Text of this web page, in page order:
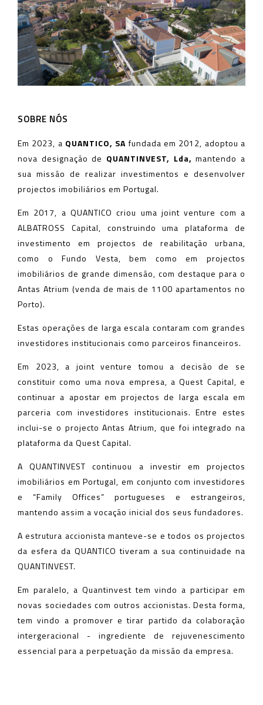
SOBRE NÓS
Em 2023, a QUANTICO, SA fundada em 2012, adoptou a
nova designação de QUANTINVEST, Lda,mantendo a
sua missão de realizar investimentos e desenvolver
projectos imobiliários em Portugal.
Em 2017, a QUANTICO criou uma joint venture com a
ALBATROSS Capital, construindo uma plataforma de
investimento em projectos de reabilitação urbana,
como o Fundo Vesta, bem como em projectos
imobiliários de grande dimensão, com destaque para o
Antas Atrium (venda de mais de 1100 apartamentos no
Porto).
Estas operações de larga escala contaram com grandes
investidores institucionais como parceiros financeiros.
Em 2023, a joint venture tomou a decisão de se
constituir como uma nova empresa, a Quest Capital, e
continuar a apostar em projectos de larga escala em
parceria com investidores institucionais. Entre estes
inclui-se o projecto Antas Atrium, que foi integrado na
plataforma da Quest Capital.
A QUANTINVEST continuou a investir em projectos
imobiliários em Portugal, em conjunto com investidores
e “Family Offices” portugueses e estrangeiros,
mantendo assim a vocação inicial dos seus fundadores.
A estrutura accionista manteve-se e todos os projectos
da esfera da QUANTICO tiveram a sua continuidade na
QUANTINVEST.
Em paralelo, a Quantinvest tem vindo a participar em
novas sociedades com outros accionistas. Desta forma,
tem vindo a promover e tirar partido da colaboração
intergeracional - ingrediente de rejuvenescimento
essencial para a perpetuação da missão da empresa.